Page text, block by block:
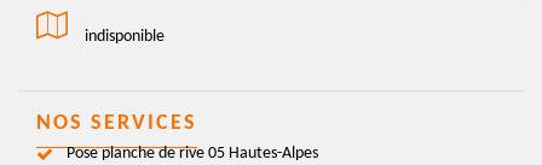
indisponible
NOS SERVICES
Pose planche de rive 05 Hautes-Alpes